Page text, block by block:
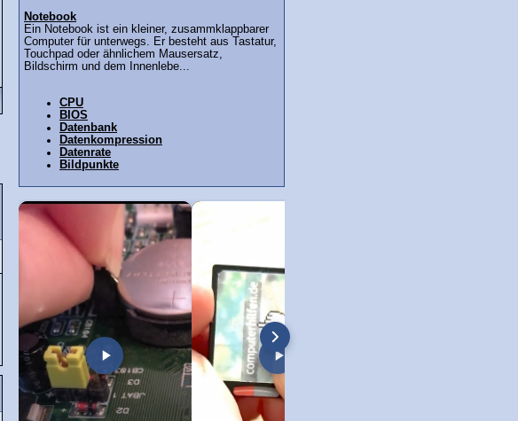
Notebook
Ein Notebook ist ein kleiner, zusammklappbarer
Computer für unterwegs. Er besteht aus Tastatur,
Touchpad oder ähnlichem Mausersatz,
Bildschirm und dem Innenlebe...
CPU
BIOS
Datenbank
Datenkompression
Datenrate
Bildpunkte